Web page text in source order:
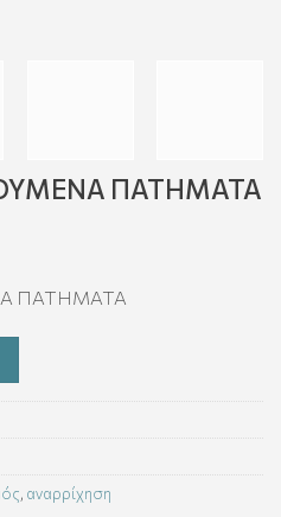
ΠΑΤΗΜΑΤΑ
ΠΑΤΗΜΑΤΑ
, αναρρίχηση